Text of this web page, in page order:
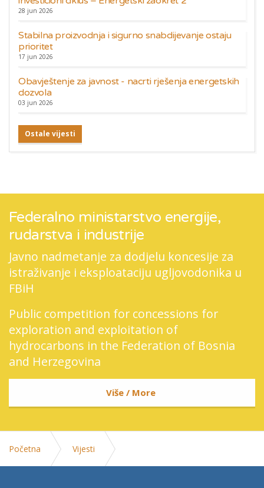
28 jun 2026
Stabilna proizvodnja i sigurno snabdijevanje ostaju
prioritet
17 jun 2026
Obavještenje za javnost - nacrti rješenja energetskih
dozvola
03 jun 2026
Ostale vijesti
Federalno ministarstvo energije,
rudarstva i industrije
Javno nadmetanje za dodjelu koncesije za
istraživanje i eksploataciju ugljovodonika u
FBiH
Public competition for concessions for
exploration and exploitation of
hydrocarbons in the Federation of Bosnia
and Herzegovina
Više / More
Početna Vijesti